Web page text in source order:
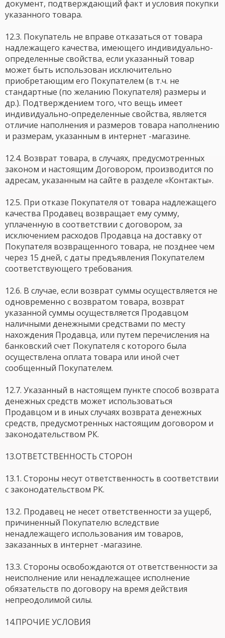
документ, подтверждающий факт и условия покупки
указанного товара.
12.3. Покупатель не вправе отказаться от товара
надлежащего качества, имеющего индивидуально-
определенные свойства, если указанный товар
может быть использован исключительно
приобретающим его Покупателем (в т.ч. не
стандартные (по желанию Покупателя) размеры и
др.). Подтверждением того, что вещь имеет
индивидуально-определенные свойства, является
отличие наполнения и размеров товара наполнению
и размерам, указанным в интернет -магазине.
12.4. Возврат товара, в случаях, предусмотренных
законом и настоящим Договором, производится по
адресам, указанным на сайте в разделе «Контакты».
12.5. При отказе Покупателя от товара надлежащего
качества Продавец возвращает ему сумму,
уплаченную в соответствии с договором, за
исключением расходов Продавца на доставку от
Покупателя возвращенного товара, не позднее чем
через 15 дней, с даты предъявления Покупателем
соответствующего требования.
12.6. В случае, если возврат суммы осуществляется не
одновременно с возвратом товара, возврат
указанной суммы осуществляется Продавцом
наличными денежными средствами по месту
нахождения Продавца, или путем перечисления на
банковский счет Покупателя с которого была
осуществлена оплата товара или иной счет
сообщенный Покупателем.
12.7. Указанный в настоящем пункте способ возврата
денежных средств может использоваться
Продавцом и в иных случаях возврата денежных
средств, предусмотренных настоящим договором и
законодательством РК.
13.ОТВЕТСТВЕННОСТЬ СТОРОН
13.1. Стороны несут ответственность в соответствии
с законодательством РК.
13.2. Продавец не несет ответственности за ущерб,
причиненный Покупателю вследствие
ненадлежащего использования им товаров,
заказанных в интернет -магазине.
13.3. Стороны освобождаются от ответственности за
неисполнение или ненадлежащее исполнение
обязательств по договору на время действия
непреодолимой силы.
14.ПРОЧИЕ УСЛОВИЯ